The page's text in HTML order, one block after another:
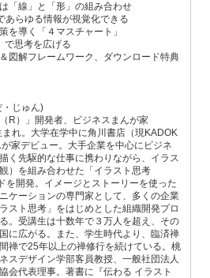
「線」と「形」の組み合わせ
らゆる情報が視覚化できる
を導く「４マスチャート」
思考を広げる
＆図解フレームワーク、ダウンロード特典
じゅん)
R）」開発者、ビジネスまんが家
れ。大学在学中に角川書店（現KADOK
家デビュー。大手企業を中心にビジネ
く先駆的な仕事に携わりながら、イラス
）を組み合わせた「イラスト思考
を開発。イメージとストーリーを使った
ケーションの専門家として、多くの企業
スト思考」をはじめとした組織開発プロ
。受講生は十数年で３万人を超え、その
に広がる。また、学生時代より、臨済禅
禅で25年以上の禅修行を続けている。桃
スデザイン学部客員教授、一般社団法人
会代表理事。著書に『伝わる イラスト